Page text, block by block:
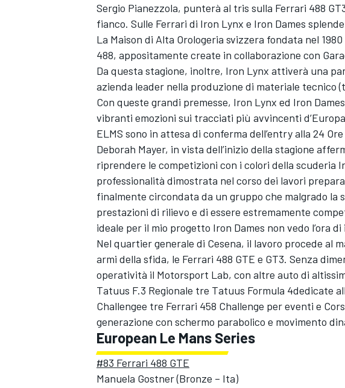
ENDURANCE/GT
Sergio Pianezzola, punterà al tris sulla Ferrari 488
fianco. Sulle Ferrari di Iron Lynx e Iron Dames
La Maison di Alta Orologeria svizzera fondata nel
488, appositamente create in collaborazione con
Da questa stagione, inoltre, Iron Lynx attiverà una
azienda leader nella produzione di materiale tecnico
Con queste grandi premesse, Iron Lynx ed Iron
vibranti emozioni sui tracciati più avvincenti
ELMS sono in attesa di conferma dell’entry alla 24
Deborah Mayer, in vista dell’inizio della stagione
riprendere le competizioni con i colori della scuderia
professionalità dimostrata nel corso dei lavori
finalmente circondata da un gruppo che malgrado la
prestazioni di rilievo e di essere estremamente
ideale per il mio progetto Iron Dames non vedo l’ora
Nel quartier generale di Cesena, il lavoro procede al
armi della sfida, le Ferrari 488 GTE e GT3. Senza
operatività il Motorsport Lab, con altre auto di
Tatuus F.3 Regionale tre Tatuus Formula 4dedicate
Challengee tre Ferrari 458 Challenge per eventi e
generazione con schermo parabolico e movimento
European Le Mans Series
#83 Ferrari 488 GTE
Manuela Gostner (Bronze – Ita)